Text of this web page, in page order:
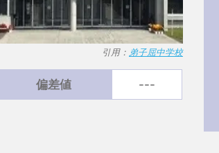
引用： 弟子屈中学校
偏差値 ---